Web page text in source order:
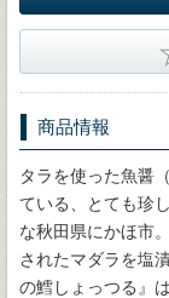
商品情報
タラを使った魚醤
ている、とても珍
な秋田県にかほ市
されたマダラを塩
の鱈しょっつる』